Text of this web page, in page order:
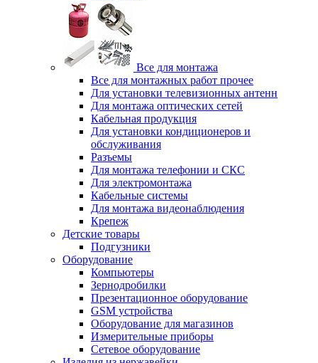
Все для монтажа
Все для монтажных работ прочее
Для установки телевизионных антенн
Для монтажа оптических сетей
Кабельная продукция
Для установки кондиционеров и
обслуживания
Разъемы
Для монтажа телефонии и СКС
Для электромонтажа
Кабельные системы
Для монтажа видеонаблюдения
Крепеж
Детские товары
Подгузники
Оборудование
Компьютеры
Зернодробилки
Презентационное оборудование
GSM устройства
Оборудование для магазинов
Измерительные приборы
Сетевое оборудование